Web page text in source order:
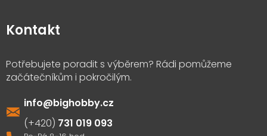
Kontakt
info@bighobby.cz
731 019 093